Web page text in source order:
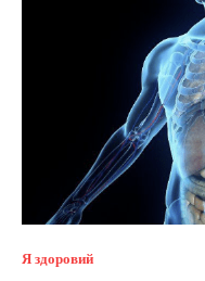
Я здоровий